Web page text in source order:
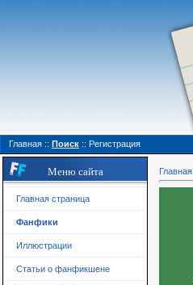
Главная :: Поиск :: Регистрация
Меню сайта
Главная страница
Фанфики
Иллюстрации
Статьи о фанфикшене
Главная